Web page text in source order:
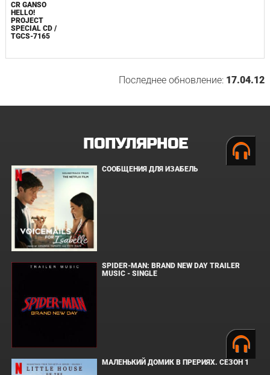
CR GANSO
HELLO!
PROJECT
SPECIAL CD /
TGCS-7165
Последнее обновление: 17.04.12
ПОПУЛЯРНОЕ
СООБЩЕНИЯ ДЛЯ ИЗАБЕЛЬ
SPIDER-MAN: BRAND NEW DAY TRAILER
MUSIC - SINGLE
МАЛЕНЬКИЙ ДОМИК В ПРЕРИЯХ. СЕЗОН 1